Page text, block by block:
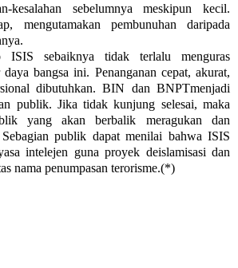
kesalahan sebelumnya meskipun kecil.
mengutamakan pembunuhan daripada
ISIS sebaiknya tidak terlalu menguras
bangsa ini. Penanganan cepat, akurat,
dibutuhkan. BIN dan BNPTmenjadi
publik. Jika tidak kunjung selesai, maka
yang akan berbalik meragukan dan
publik dapat menilai bahwa ISIS
intelejen guna proyek deislamisasi dan
nama penumpasan terorisme.(*)